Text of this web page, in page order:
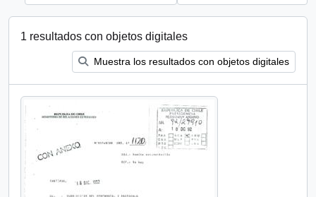
1 resultados con objetos digitales
Muestra los resultados con objetos digitales